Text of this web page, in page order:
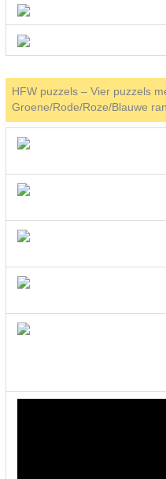
HFW puzzels – Vier puzzels
Groene/Rode/Roze/Blauwe